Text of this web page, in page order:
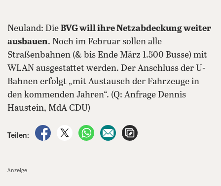
Neuland: Die BVG will ihre Netzabdeckung weiter
ausbauen. Noch im Februar sollen alle
Straßenbahnen (& bis Ende März 1.500 Busse) mit
WLAN ausgestattet werden. Der Anschluss der U-
Bahnen erfolgt „mit Austausch der Fahrzeuge in
den kommenden Jahren“. (Q: Anfrage Dennis
Haustein, MdA CDU)
Teilen:
auf Facebook teilen
auf X teilenper WhatsApp teilen
per E-Mail teilen
Anzeige